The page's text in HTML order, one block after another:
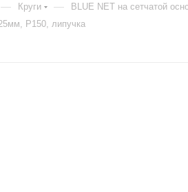
— Круги — BLUE NET на сетчатой
Р150, липучка